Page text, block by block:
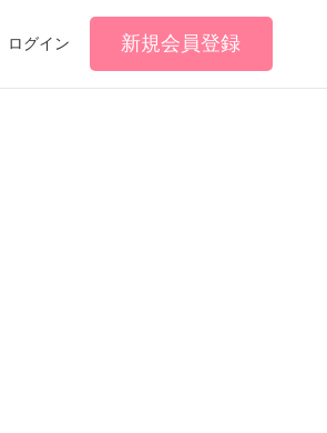
ログイン 新規会員登録